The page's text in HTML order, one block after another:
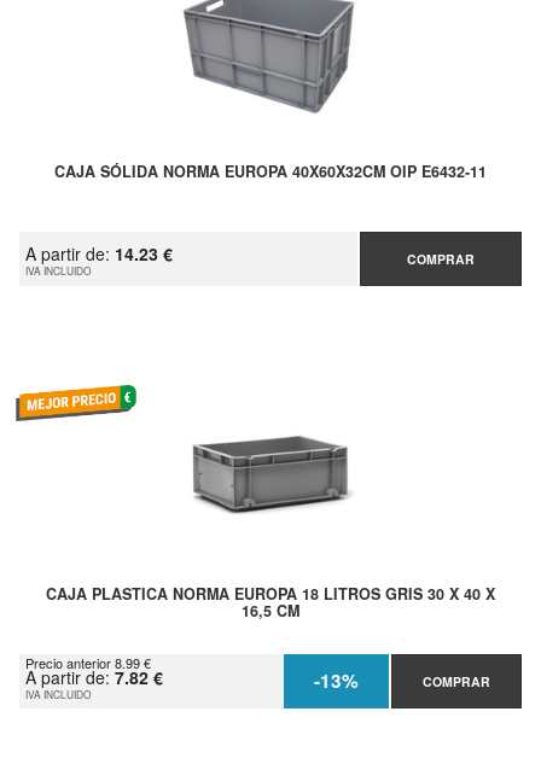
CAJA SÓLIDA NORMA EUROPA 40X60X32CM OIP E6432-11
A partir de: 14.23 €
IVA INCLUIDO
COMPRAR
CAJA PLASTICA NORMA EUROPA 18 LITROS GRIS 30 X 40 X
16,5 CM
Precio anterior 8.99 €
A partir de: 7.82 €
IVA INCLUIDO -13% COMPRAR